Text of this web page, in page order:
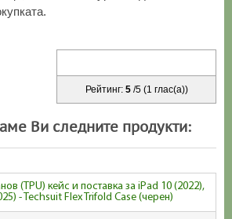
Рейтинг: 5 /5(1 глас(а))
Ви следните продукти: